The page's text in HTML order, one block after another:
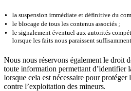
la suspension immédiate et définitive du
le blocage de tous les contenus associés ;
le signalement éventuel aux autorités
lorsque les faits nous paraissent
Nous nous réservons également le droit
toute information permettant d’identifier
lorsque cela est nécessaire pour protéger
contre l’exploitation des mineurs.